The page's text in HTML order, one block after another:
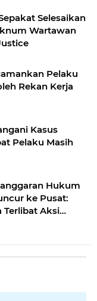
Selesaikan
Wartawan
Pelaku
Rekan Kerja
Kasus
Pelaku Masih
Hukum
ke Pusat:
Terlibat Aksi